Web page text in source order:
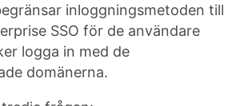
inloggningsmetoden till
SSO för de användare
logga in med de
domänerna.